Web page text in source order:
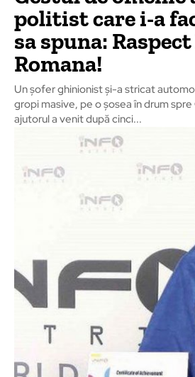
politist care i-a
sa spuna:
Romana!
Un şofer ghinionist şi-a stricat
gropi masive, pe o şosea în drum
ajutorul a venit după cinci...